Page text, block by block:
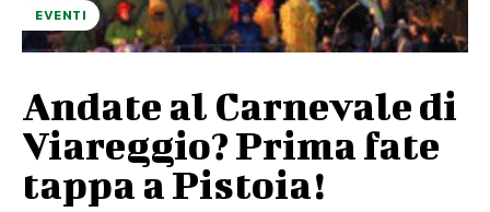
EVENTI
Andate al Carnevale di
Viareggio? Prima fate
tappa a Pistoia!